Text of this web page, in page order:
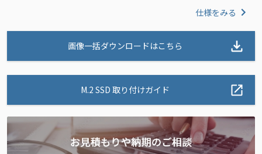
仕様をみる
画像一括ダウンロードはこちら
M.2 SSD 取り付けガイド